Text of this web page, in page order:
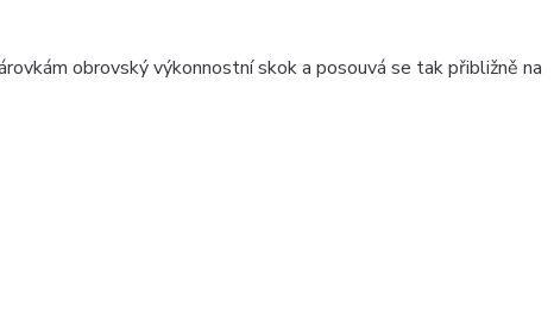
obrovský výkonnostní skok a posouvá se tak přibližně na